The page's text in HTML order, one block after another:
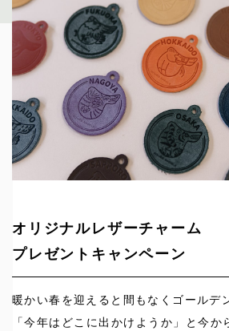
オリジナルレザーチャーム
プレゼントキャンペーン
暖かい春を迎えると間もなくゴールデ
「今年はどこに出かけようか」と今